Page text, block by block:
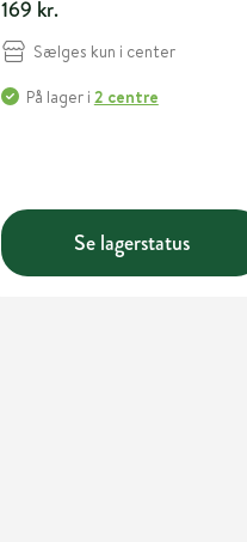
169 kr.
Sælges kun i center
På lageri 2 centre
Se lagerstatus